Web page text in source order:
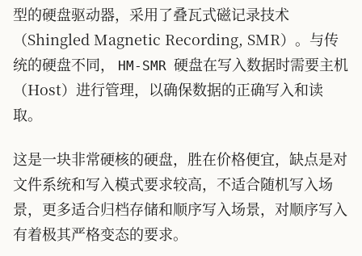
型的硬盘驱动器，采用了叠瓦式磁记录技术
（Shingled Magnetic Recording, SMR）。与传
统的硬盘不同，
HM-SMR 硬盘在写入数据时需要主机
（Host）进行管理，以确保数据的正确写入和读
取。
这是一块非常硬核的硬盘，胜在价格便宜，缺点是对
文件系统和写入模式要求较高，不适合随机写入场
景，更多适合归档存储和顺序写入场景，对顺序写入
有着极其严格变态的要求。